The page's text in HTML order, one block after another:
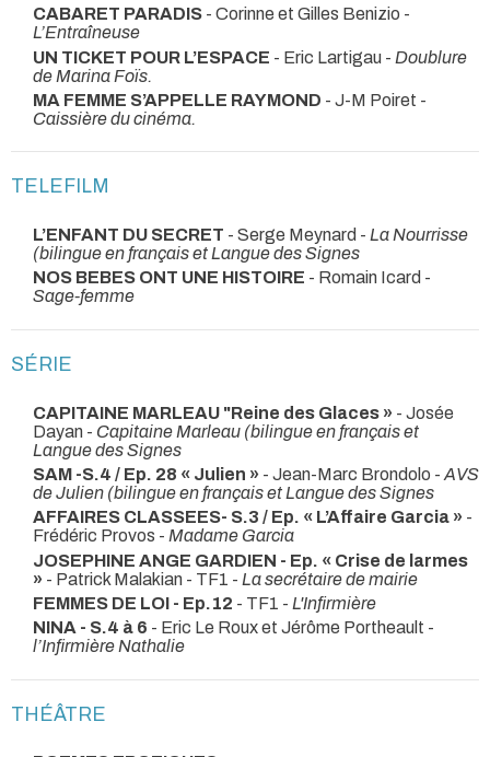
CABARET PARADIS - Corinne et Gilles Benizio -
L’Entraîneuse
UN TICKET POUR L’ESPACE - Eric Lartigau - Doublure
de Marina Foïs.
MA FEMME S’APPELLE RAYMOND - J-M Poiret -
Caissière du cinéma.
TELEFILM
L’ENFANT DU SECRET - Serge Meynard - La Nourrisse
(bilingue en français et Langue des Signes
NOS BEBES ONT UNE HISTOIRE - Romain Icard -
Sage-femme
SÉRIE
CAPITAINE MARLEAU "Reine des Glaces » - Josée
Dayan - Capitaine Marleau (bilingue en français et
Langue des Signes
SAM -S.4 / Ep. 28 « Julien » - Jean-Marc Brondolo - AVS
de Julien (bilingue en français et Langue des Signes
AFFAIRES CLASSEES- S.3 / Ep. « L’Affaire Garcia » -
Frédéric Provos - Madame Garcia
JOSEPHINE ANGE GARDIEN - Ep. « Crise de larmes
» - Patrick Malakian - TF1 - La secrétaire de mairie
FEMMES DE LOI - Ep.12 - TF1 - L'Infirmière
NINA - S.4 à 6 - Eric Le Roux et Jérôme Portheault -
l’Infirmière Nathalie
THÉÂTRE